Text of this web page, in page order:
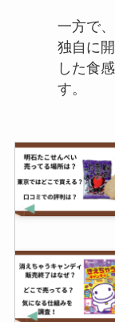
一方で
独自に
した食
す。